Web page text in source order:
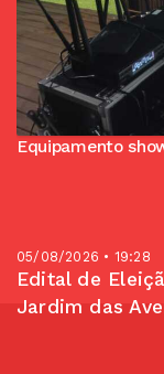
Equipamento
05/08/2026 • 19:28
Edital de
Jardim das